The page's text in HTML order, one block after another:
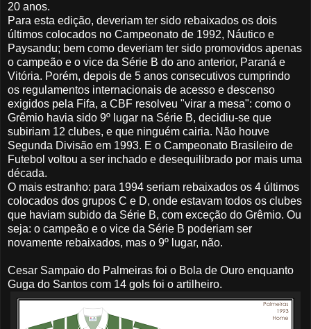
20 anos.
Para esta edição, deveriam ter sido rebaixados os dois
últimos colocados no Campeonato de 1992, Náutico e
Paysandu; bem como deveriam ter sido promovidos apenas
o campeão e o vice da Série B do ano anterior, Paraná e
Vitória. Porém, depois de 5 anos consecutivos cumprindo
os regulamentos internacionais de acesso e descenso
exigidos pela Fifa, a CBF resolveu "virar a mesa": como o
Grêmio havia sido 9º lugar na Série B, decidiu-se que
subiriam 12 clubes, e que ninguém cairia. Não houve
Segunda Divisão em 1993. E o Campeonato Brasileiro de
Futebol voltou a ser inchado e desequilibrado por mais uma
década.
O mais estranho: para 1994 seriam rebaixados os 4 últimos
colocados dos grupos C e D, onde estavam todos os clubes
que haviam subido da Série B, com exceção do Grêmio. Ou
seja: o campeão e o vice da Série B poderiam ser
novamente rebaixados, mas o 9º lugar, não.
Cesar Sampaio do Palmeiras foi o Bola de Ouro enquanto
Guga do Santos com 14 gols foi o artilheiro.